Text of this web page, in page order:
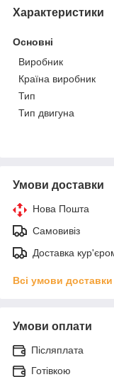
Характеристики
Основні
Виробник
Країна виробник
Тип
Тип двигуна
Умови доставки
Нова Пошта
Самовивіз
Доставка
Всі умови доставки
Умови оплати
Післяплата
Готівкою